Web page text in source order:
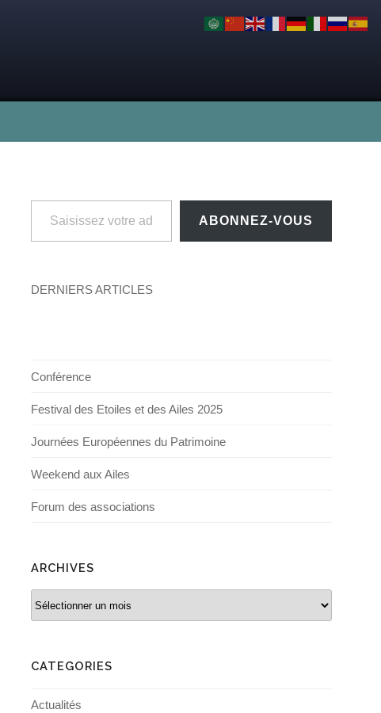
Saisissez votre adresse e-mail…
ABONNEZ-VOUS
DERNIERS ARTICLES
Conférence
Festival des Etoiles et des Ailes 2025
Journées Européennes du Patrimoine
Weekend aux Ailes
Forum des associations
ARCHIVES
Archives
CATEGORIES
Actualités